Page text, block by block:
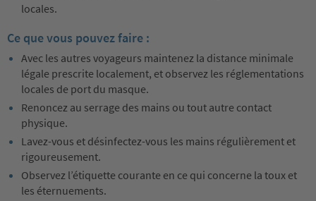
locales.
Ce que vous pouvez faire :
Avec les autres voyageurs maintenez la distance minimale
légale prescrite localement, et observez les réglementations
locales de port du masque.
Renoncez au serrage des mains ou tout autre contact
physique.
Lavez-vous et désinfectez-vous les mains régulièrement et
rigoureusement.
Observez l’étiquette courante en ce qui concerne la toux et
les éternuements.